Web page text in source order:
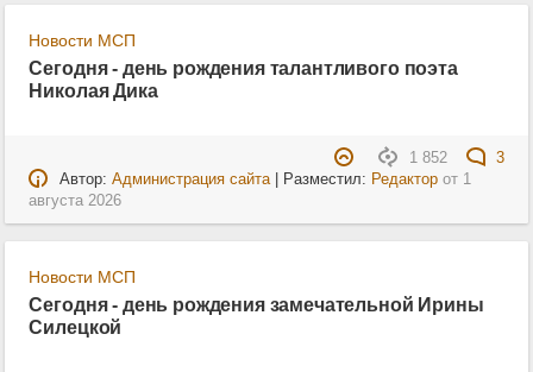
Новости МСП
Сегодня - день рождения талантливого поэта
Николая Дика
1 852
3
Автор: Администрация сайта| Разместил: Редакторот 1
августа 2026
Новости МСП
Сегодня - день рождения замечательной Ирины
Силецкой